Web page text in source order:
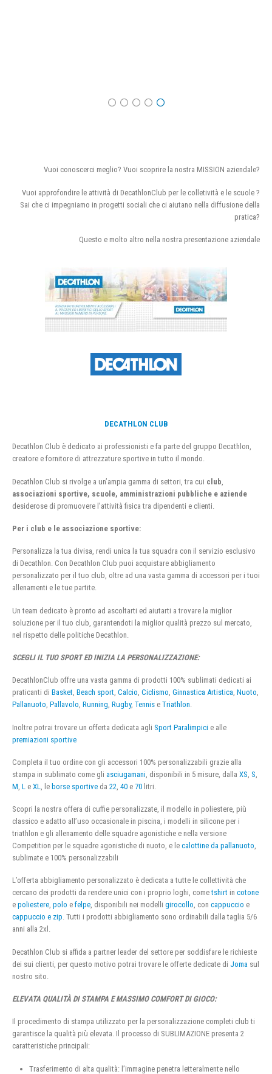
Vuoi conoscerci meglio? Vuoi scoprire la nostra MISSION aziendale?
Vuoi approfondire le attività di DecathlonClub per le colletività e le scuole ?
Sai che ci impegniamo in progetti sociali che ci aiutano nella diffusione della
pratica?
Questo e molto altro nella nostra presentazione aziendale
DECATHLON CLUB
Decathlon Club è dedicato ai professionisti e fa parte del gruppo Decathlon,
creatore e fornitore di attrezzature sportive in tutto il mondo.
Decathlon Club si rivolge a un’ampia gamma di settori, tra cui club
associazioni sportive, scuole, amministrazioni pubbliche e aziende
desiderose di promuovere l’attività fisica tra dipendenti e clienti.
Per i club e le associazione sportive:
Personalizza la tua divisa, rendi unica la tua squadra con il servizio esclusivo
di Decathlon. Con Decathlon Club puoi acquistare abbigliamento
personalizzato per il tuo club, oltre ad una vasta gamma di accessori per i tuoi
allenamenti e le tue partite.
Un team dedicato è pronto ad ascoltarti ed aiutarti a trovare la miglior
soluzione per il tuo club, garantendoti la miglior qualità prezzo sul mercato,
nel rispetto delle politiche Decathlon.
SCEGLI IL TUO SPORT ED INIZIA LA PERSONALIZZAZIONE:
DecathlonClub offre una vasta gamma di prodotti 100% sublimati dedicati ai
praticanti di Basket, Beach sport, Calcio, Ciclismo, Ginnastica Artistica, Nuoto,
Pallanuoto, Pallavolo, Running, Rugby, Tennis e Triathlon.
Inoltre potrai trovare un offerta dedicata agli Sport Paralimpici e alle
premiazioni sportive
Completa il tuo ordine con gli accessori 100% personalizzabili grazie alla
stampa in sublimato come gli asciugamani , disponibili in 5 misure, dalla XS S
M L e XL , le borse sportive da 22 40 e 70 litri.
Scopri la nostra offera di cuffie personalizzate, il modello in poliestere, più
classico e adatto all’uso occasionale in piscina, i modelli in silicone per i
triathlon e gli allenamento delle squadre agonistiche e nella versione
Competition per le squadre agonistiche di nuoto, e le calottine da pallanuoto,
sublimate e 100% personalizzabili
L’offerta abbigliamento personalizzato è dedicata a tutte le collettività che
cercano dei prodotti da rendere unici con i proprio loghi, cometshirt in cotone
e poliestere, polo e felpe, disponibili nei modelli girocollo, con cappuccio e
cappuccio e zip. Tutti i prodotti abbigliamento sono ordinabili dalla taglia 5/6
anni alla 2xl.
Decathlon Club si affida a partner leader del settore per soddisfare le richieste
dei sui clienti, per questo motivo potrai trovare le offerte dedicate di Joma sul
nostro sito.
ELEVATA QUALITÀ DI STAMPA E MASSIMO COMFORT DI GIOCO:
Il procedimento di stampa utilizzato per la personalizzazione completi club ti
garantisce la qualità più elevata. Il processo di SUBLIMAZIONE presenta 2
caratteristiche principali:
Trasferimento di alta qualità: l’immagine penetra letteralmente nello